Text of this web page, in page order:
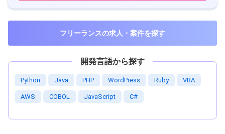
フリーランスの求人・案件を探す
開発言語から探す
Python Java PHP WordPress Ruby VBA
AWS COBOL JavaScript C#